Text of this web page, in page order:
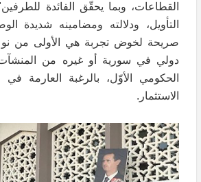
القطاعات، وبما يحقّق الفائدة
التأويل، ودلالته ومضامينه شديدة
صريحة لخوض تجربة هي الأولى من
دولي في سورية أو غيره من
الحكومي الأوّل، بالرغبة العارمة
الاستثمار.